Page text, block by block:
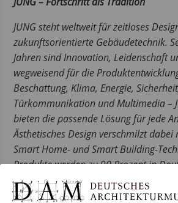
JUNG steht weltweit für zeitloses
zukunftsorientierte Gebäudetechnik.
Jahren sind Innovation, Leidenschaft
wegweisend für die
Beschattung, Klima, Energie,
Türkommunikation und Multimedia –
bieten die passende Lösung für jede
Ästhetisches Design verschmilzt
Smart Home- und Smart Building-
Produkte werden zu 90 Prozent in
belegt durch das TÜV Nord Prüfsiegel
Mit dem Bekenntnis zur Produktion in